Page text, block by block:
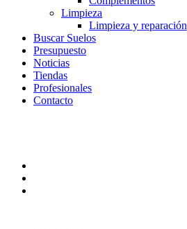
Limpieza
Limpieza y reparación
Buscar Suelos
Presupuesto
Noticias
Tiendas
Profesionales
Contacto